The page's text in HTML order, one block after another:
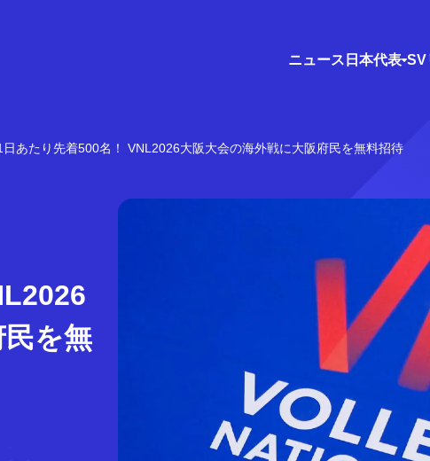
ニュース 日本代表 SV
日あたり先着500名！ VNL2026大阪大会の海外戦に大阪府民を無料招待
を無